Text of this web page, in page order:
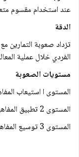
عند استخدام مقسوم
الدقة
تزداد صعوبة التمارين
الفردي خلال عملية
مستويات الصعوبة
المستوى ا استيعاب
المستوى 2 تطبيق المفاهيم
المستوى 3 توسيع المفاهيم